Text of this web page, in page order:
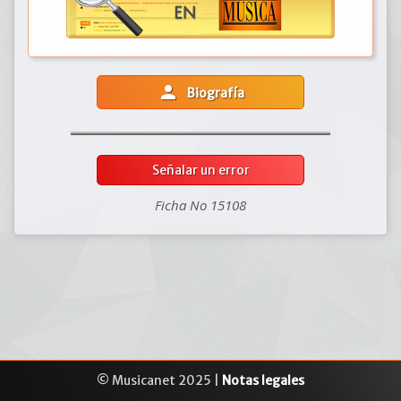
person Biografía
Señalar un error
Ficha No 15108
© Musicanet 2025 | Notas legales